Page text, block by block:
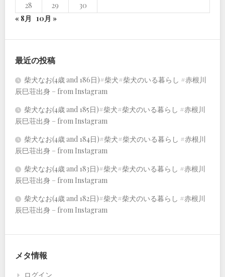
28
29
30
« 8月 10月 »
最近の投稿
柴犬なお(4歳 and 186日)#柴犬#柴犬のいる暮らし #赤根川
辰巳荘出身 – from Instagram
柴犬なお(4歳 and 185日)#柴犬#柴犬のいる暮らし #赤根川
辰巳荘出身 – from Instagram
柴犬なお(4歳 and 184日)#柴犬#柴犬のいる暮らし #赤根川
辰巳荘出身 – from Instagram
柴犬なお(4歳 and 183日)#柴犬#柴犬のいる暮らし #赤根川
辰巳荘出身 – from Instagram
柴犬なお(4歳 and 182日)#柴犬#柴犬のいる暮らし #赤根川
辰巳荘出身 – from Instagram
メタ情報
ログイン